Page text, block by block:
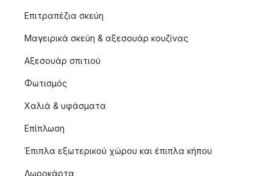
Επιτραπέζια σκεύη
Μαγειρικά σκεύη & αξεσουάρ κουζίνας
Αξεσουάρ σπιτιού
Φωτισμός
Χαλιά & υφάσματα
Επίπλωση
Έπιπλα εξωτερικού χώρου και έπιπλα κήπου
Δωροκάρτα